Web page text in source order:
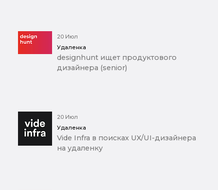
20 Июл
Удаленка
designhunt ищет продуктового
дизайнера (senior)
20 Июл
Удаленка
Vide Infra в поисках UX/UI-дизайнера
на удаленку